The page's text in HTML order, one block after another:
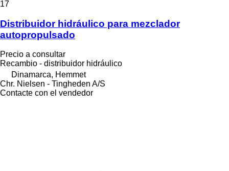
17
Distribuidor hidráulico para mezclador
autopropulsado
Precio a consultar
Recambio - distribuidor hidráulico
Dinamarca, Hemmet
Chr. Nielsen - Tingheden A/S
Contacte con el vendedor